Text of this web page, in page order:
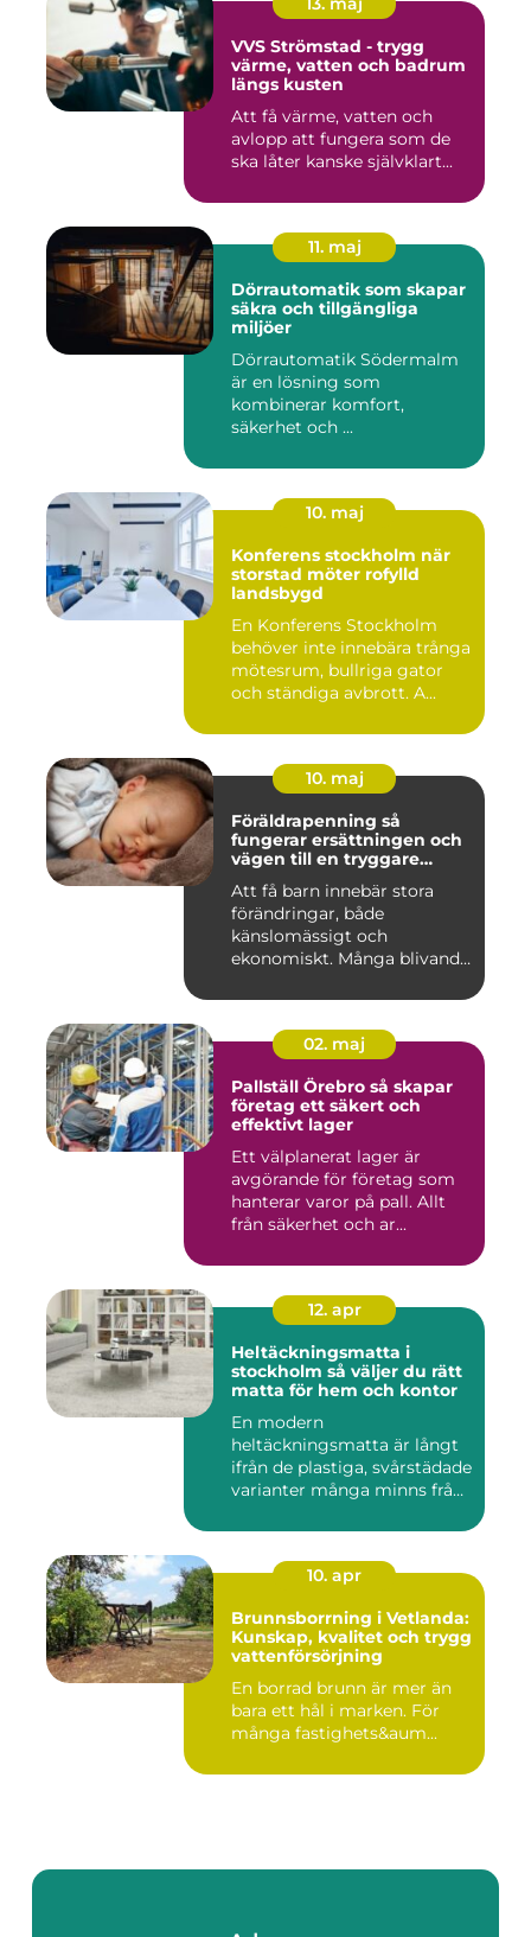
VVS Strömstad - trygg
värme, vatten och badrum
längs kusten
Att få värme, vatten och
avlopp att fungera som de
ska låter kanske självklart...
11. maj
Dörrautomatik som skapar
säkra och tillgängliga
miljöer
Dörrautomatik Södermalm
är en lösning som
kombinerar komfort,
säkerhet och ...
10. maj
Konferens stockholm när
storstad möter rofylld
landsbygd
En Konferens Stockholm
behöver inte innebära trånga
mötesrum, bullriga gator
och ständiga avbrott. A...
10. maj
Föräldrapenning så
fungerar ersättningen och
vägen till en tryggare
Att få barn innebär stora
förändringar, både
känslomässigt och
ekonomiskt. Många blivande
02. maj
Pallställ Örebro så skapar
företag ett säkert och
effektivt lager
Ett välplanerat lager är
avgörande för företag som
hanterar varor på pall. Allt
från säkerhet och ar...
12. apr
Heltäckningsmatta i
stockholm så väljer du rätt
matta för hem och kontor
En modern
heltäckningsmatta är långt
ifrån de plastiga, svårstädade
varianter många minns från
10. apr
Brunnsborrning i Vetlanda:
Kunskap, kvalitet och trygg
vattenförsörjning
En borrad brunn är mer än
bara ett hål i marken. För
många fastighets&aum...